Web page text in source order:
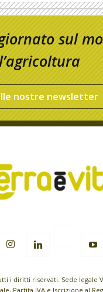
sul
nostre newsletter
i diritti riservati. Sede legale
Partita IVA e Iscrizione al